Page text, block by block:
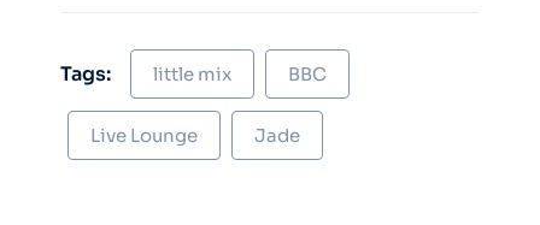
Tags: little mix BBC
Live Lounge Jade